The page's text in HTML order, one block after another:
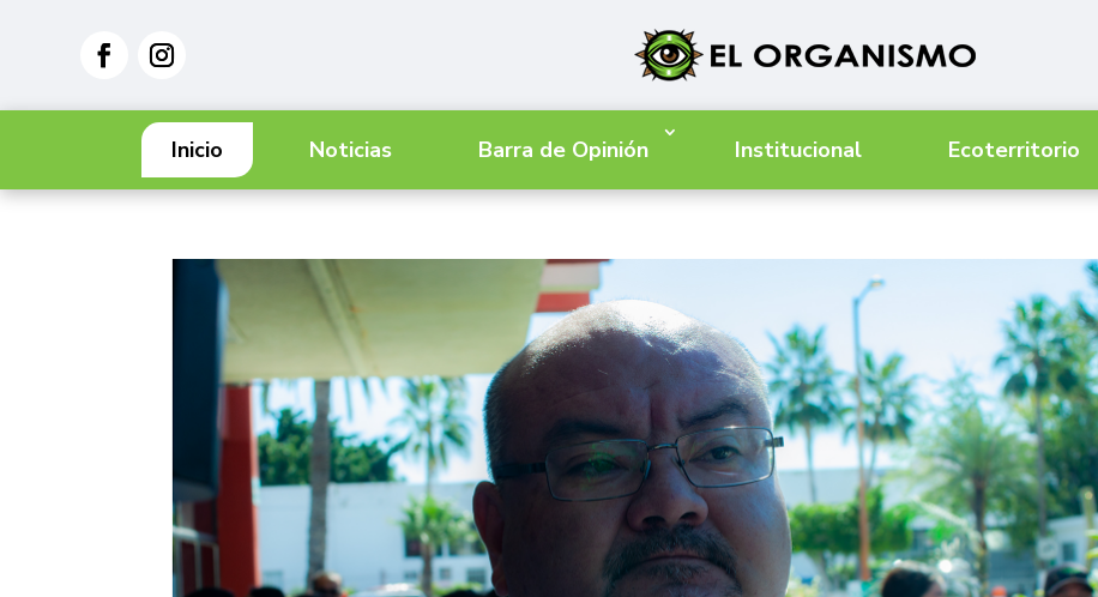
Inicio Noticias Barra de Opinión Institucional Ecoterritorio